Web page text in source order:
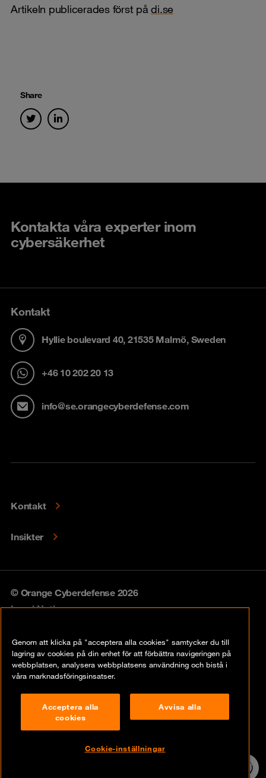
Share
Artikeln publicerades först pådi.se
Kontakta våra experter inom
cybersäkerhet
Kontakt
Hyllie boulevard 40, 21535 Malmö, Sweden
+46 10 202 20 13
info@se.orangecyberdefense.com
Kontakt
Insikter
© Orange Cyberdefense 2026
Legal Notice
Vulnerability policy
Compliance
Genom att klicka på "acceptera alla cookies" samtycker du till
lagring av cookies på din enhet för att förbättra navigeringen på
webbplatsen, analysera webbplatsens användning och bistå i
våra marknadsföringsinsatser.
Acceptera alla
cookies
Avvisa alla
Cookie-inställningar